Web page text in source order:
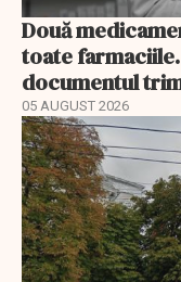
Două
toate
documentul
05 AUGUST 2026